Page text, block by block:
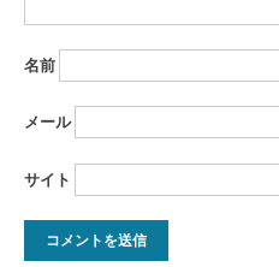
名前
メール
サイト